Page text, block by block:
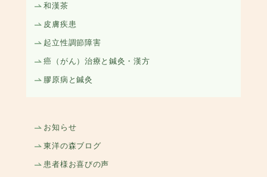
和漢茶
皮膚疾患
起立性調節障害
癌（がん）治療と鍼灸・漢方
膠原病と鍼灸
お知らせ
東洋の森ブログ
患者様お喜びの声